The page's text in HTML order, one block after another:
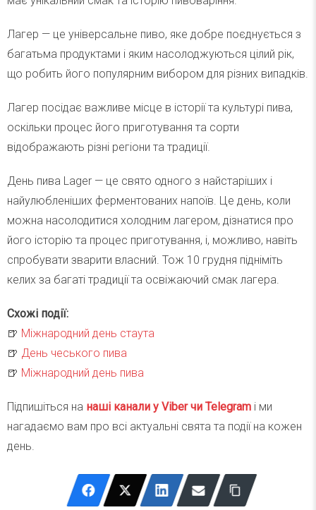
Лагер — це універсальне пиво, яке добре поєднується з
багатьма продуктами і яким насолоджуються цілий рік,
що робить його популярним вибором для різних випадків.
Лагер посідає важливе місце в історії та культурі пива,
оскільки процес його приготування та сорти
відображають різні регіони та традиції.
День пива Lager — це свято одного з найстаріших і
найулюбленіших ферментованих напоїв. Це день, коли
можна насолодитися холодним лагером, дізнатися про
його історію та процес приготування, і, можливо, навіть
спробувати зварити власний. Тож 10 грудня підніміть
келих за багаті традиції та освіжаючий смак лагера.
Схожі події:
🍺 Міжнародний день стаута
🍺 День чеського пива
🍺 Міжнародний день пива
Підпишіться на наші канали у Viber чи Telegram і ми
нагадаємо вам про всі актуальні свята та події на кожен
день.